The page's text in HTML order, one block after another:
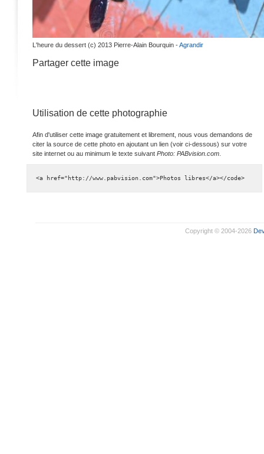
L'heure du dessert (c) 2013 Pierre-Alain Bourquin -Agrandir
Partager cette image
Utilisation de cette photographie
Afin d'utiliser cette image gratuitement et librement, nous vous demandons de
citer la source de cette photo en ajoutant un lien (voir ci-dessous) sur votre
site internet ou au minimum le texte suivant Photo: PABvision.com
<a href="http://www.pabvision.com">Photos libres</a></code>
Copyright © 2004-2026